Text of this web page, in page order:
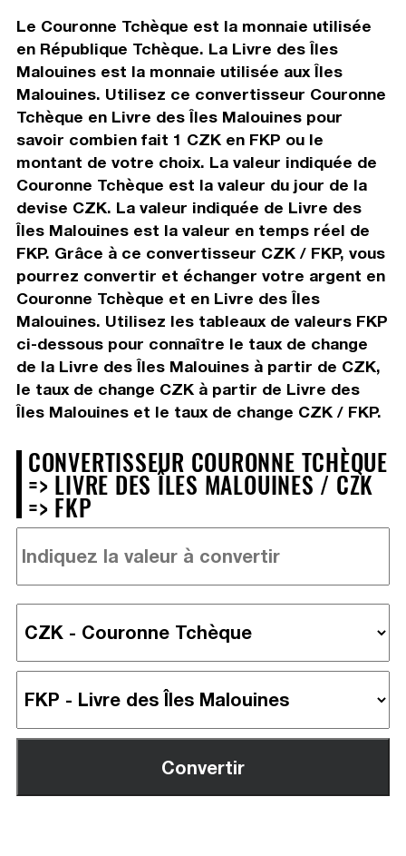
Le Couronne Tchèque est la monnaie utilisée
en République Tchèque. La Livre des Îles
Malouines est la monnaie utilisée aux Îles
Malouines. Utilisez ce convertisseur Couronne
Tchèque en Livre des Îles Malouines pour
savoir combien fait 1 CZK en FKP ou le
montant de votre choix. La valeur indiquée de
Couronne Tchèque est la valeur du jour de la
devise CZK. La valeur indiquée de Livre des
Îles Malouines est la valeur en temps réel de
FKP. Grâce à ce convertisseur CZK / FKP, vous
pourrez convertir et échanger votre argent en
Couronne Tchèque et en Livre des Îles
Malouines. Utilisez les tableaux de valeurs FKP
ci-dessous pour connaître le taux de change
de la Livre des Îles Malouines à partir de CZK,
le taux de change CZK à partir de Livre des
Îles Malouines et le taux de change CZK / FKP.
CONVERTISSEUR COURONNE TCHÈQUE
=> LIVRE DES ÎLES MALOUINES / CZK
=> FKP